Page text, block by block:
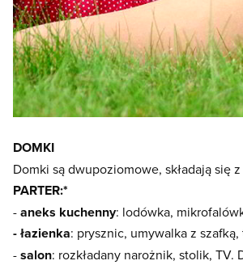
DOMKI
Domki są dwupoziomowe, składają się
PARTER:*
-aneks kuchenny: lodówka,
- łazienka: prysznic, umywalka z
-salon: rozkładany narożnik, stolik, TV.